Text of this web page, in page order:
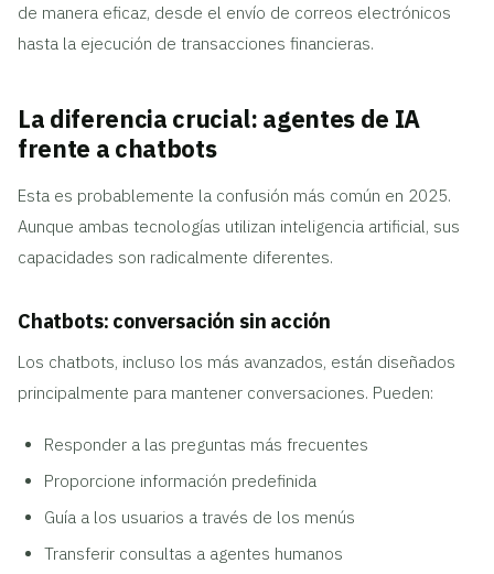
de manera eficaz, desde el envío de correos electrónicos
hasta la ejecución de transacciones financieras.
La diferencia crucial: agentes de IA
frente a chatbots
Esta es probablemente la confusión más común en 2025.
Aunque ambas tecnologías utilizan inteligencia artificial, sus
capacidades son radicalmente diferentes.
Chatbots: conversación sin acción
Los chatbots, incluso los más avanzados, están diseñados
principalmente para mantener conversaciones. Pueden:
Responder a las preguntas más frecuentes
Proporcione información predefinida
Guía a los usuarios a través de los menús
Transferir consultas a agentes humanos